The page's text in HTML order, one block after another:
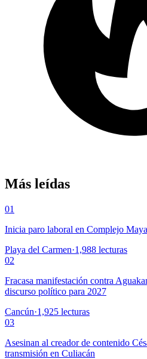
Más leídas
01
Inicia paro laboral en Complejo
Playa del Carmen·1,988 lecturas
02
Fracasa manifestación contra
discurso político para 2027
Cancún·1,925 lecturas
03
Asesinan al creador de contenido
transmisión en Culiacán